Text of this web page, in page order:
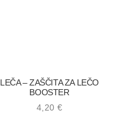
4,20 €
LEČA – ZAŠČITA ZA LEČO
BOOSTER